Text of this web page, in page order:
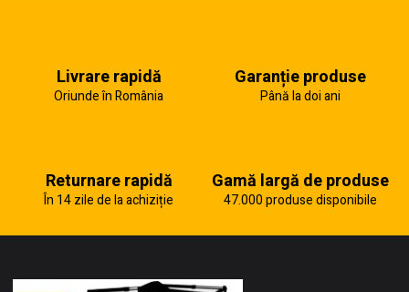
Livrare rapidă
Oriunde în România
Garanție produse
Până la doi ani
Returnare rapidă
În 14 zile de la achiziție
Gamă largă de produse
47.000 produse disponibile